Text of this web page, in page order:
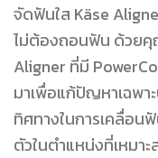
จัดฟันใส Käse
ไม่ต้องถอนฟัน ด้วยคุ
Aligner ที่มี
มาเพื่อแก้ปัญหาเฉพา
ทิศทางในการเคลื่อน
ตัวในตำแหน่งที่เหมา